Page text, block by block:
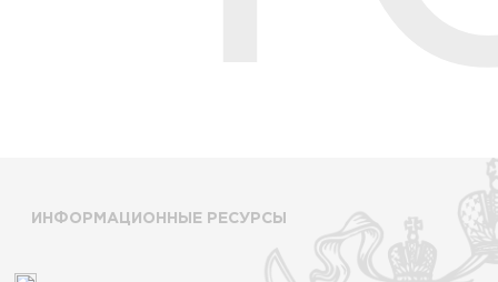
ИНФОРМАЦИОННЫЕ РЕСУРСЫ